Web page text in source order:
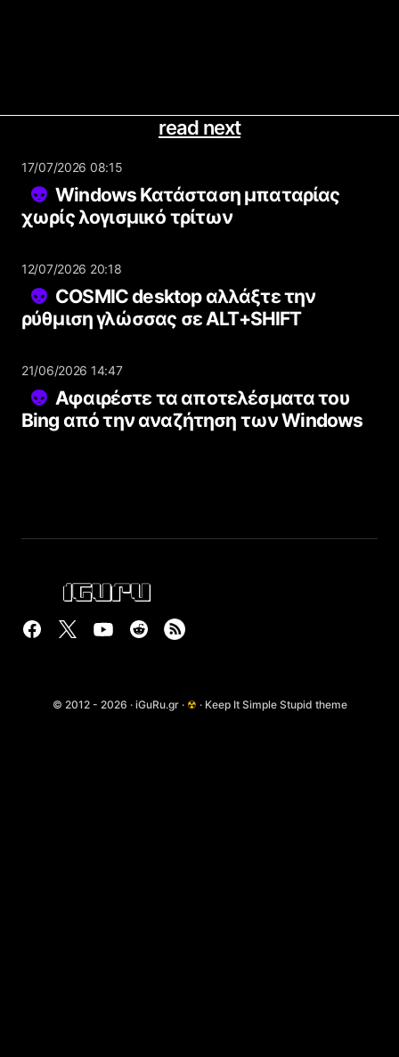
read next
17/07/2026 08:15
Windows Κατάσταση μπαταρίας
χωρίς λογισμικό τρίτων
12/07/2026 20:18
COSMIC desktop αλλάξτε την
ρύθμιση γλώσσας σε ALT+SHIFT
21/06/2026 14:47
Αφαιρέστε τα αποτελέσματα του
Bing από την αναζήτηση των Windows
© 2012 - 2026 · iGuRu.gr · ☢ · Keep It Simple Stupid theme